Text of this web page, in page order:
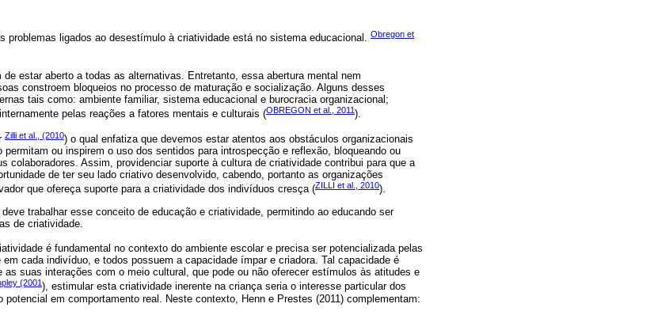
problemas ligados ao desestímulo à criatividade está no sistema educacional. Obregon et
estar aberto a todas as alternativas. Entretanto, essa abertura mental nem
constroem bloqueios no processo de maturação e socialização. Alguns desses
tais como: ambiente familiar, sistema educacional e burocracia organizacional;
pelas reações a fatores mentais e culturais (OBREGON et al., 2011).
Zilli et al., (2010) o qual enfatiza que devemos estar atentos aos obstáculos organizacionais
ou inspirem o uso dos sentidos para introspecção e reflexão, bloqueando ou
colaboradores. Assim, providenciar suporte à cultura de criatividade contribui para que a
de ter seu lado criativo desenvolvido, cabendo, portanto as organizações
que ofereça suporte para a criatividade dos indivíduos cresça (ZILLI et al., 2010).
trabalhar esse conceito de educação e criatividade, permitindo ao educando ser
de criatividade.
é fundamental no contexto do ambiente escolar e precisa ser potencializada pelas
cada indivíduo, e todos possuem a capacidade ímpar e criadora. Tal capacidade é
as suas interações com o meio cultural, que pode ou não oferecer estímulos às atitudes e
(2001 ), estimular esta criatividade inerente na criança seria o interesse particular dos
em comportamento real. Neste contexto, Henn e Prestes (2011) complementam: